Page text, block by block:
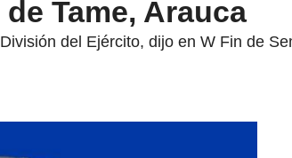
Tame, Arauca
del Ejército, dijo en W Fin de